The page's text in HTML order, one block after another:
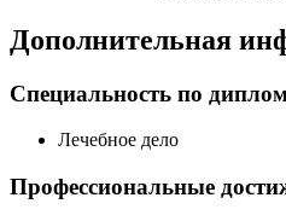
Дополнительная
Специальность по
Лечебное дело
Профессиональные